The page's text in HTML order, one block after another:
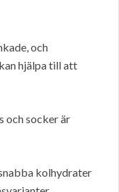
och
hjälpa till att
och socker är
kolhydrater